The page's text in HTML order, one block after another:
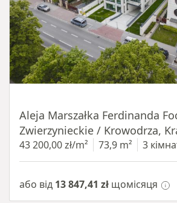
Aleja Marszałka Ferdinanda
Zwierzynieckie / Krowodrza,
43 200,00 zł/m² 73,9 m² 3
або від 13 847,41 zł щомісяця